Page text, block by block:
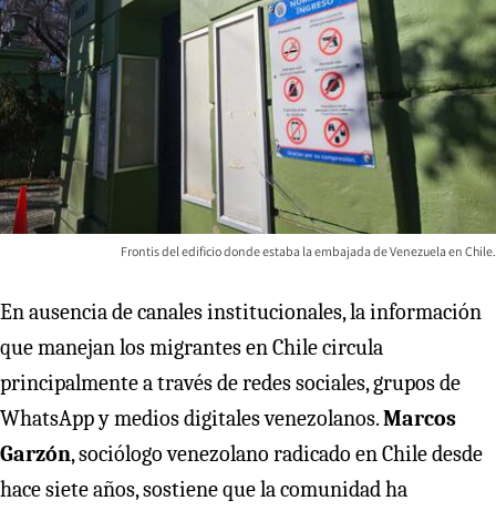
Frontis del edificio donde estaba la embajada de Venezuela en Chile.
En ausencia de canales institucionales, la información
que manejan los migrantes en Chile circula
principalmente a través de redes sociales, grupos de
WhatsApp y medios digitales venezolanos.Marcos
Garzón, sociólogo venezolano radicado en Chile desde
hace siete años, sostiene que la comunidad ha